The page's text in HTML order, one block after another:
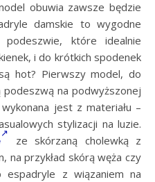
obuwia zawsze będzie
damskie to wygodne
które idealnie
i do krótkich spodenek
hot? Pierwszy model, do
na podwyższonej
jest z materiału –
stylizacji na luzie.
ze skórzaną cholewką z
na przykład skórą węża czy
z wiązaniem na